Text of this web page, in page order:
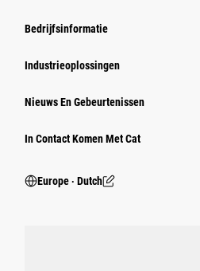
Bedrijfsinformatie
Industrieoplossingen
Nieuws En Gebeurtenissen
In Contact Komen Met Cat
Europe ‧ Dutch